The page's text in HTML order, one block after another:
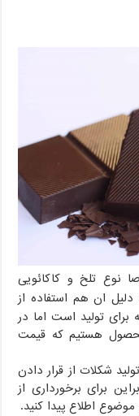
مخصوصا نوع تلخ و کاکائویی
دلیل ان هم استفاده از
برای تولید است اما در
هستیم که قیمت
شکلات از قرار دادن
برای برخورداری از
اطلاع پیدا کنید.